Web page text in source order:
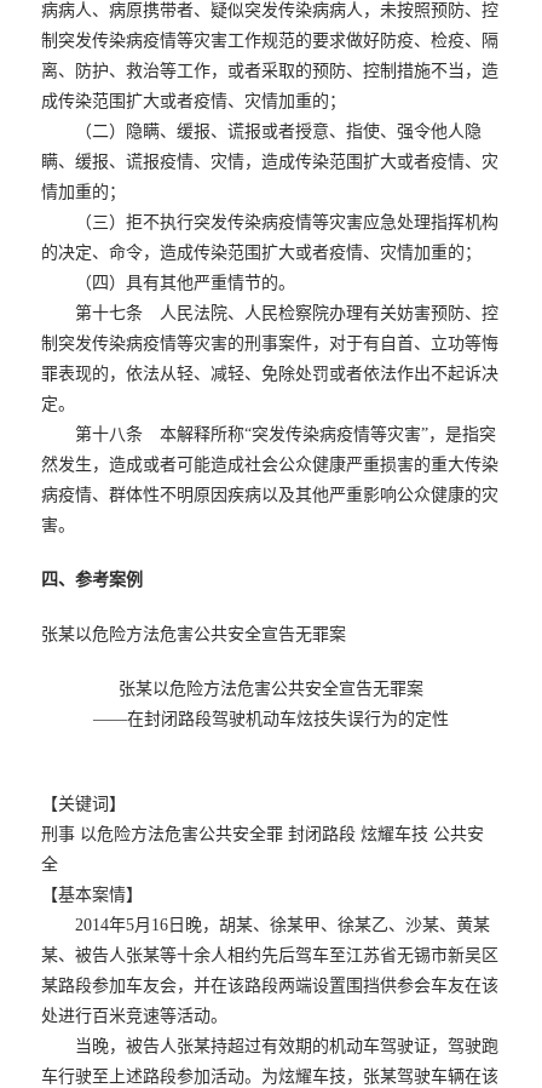
病病人、病原携带者、疑似突发传染病病人，未按照预防、控
制突发传染病疫情等灾害工作规范的要求做好防疫、检疫、隔
离、防护、救治等工作，或者采取的预防、控制措施不当，造
成传染范围扩大或者疫情、灾情加重的；
（二）隐瞒、缓报、谎报或者授意、指使、强令他人隐
瞒、缓报、谎报疫情、灾情，造成传染范围扩大或者疫情、灾
情加重的；
（三）拒不执行突发传染病疫情等灾害应急处理指挥机构
的决定、命令，造成传染范围扩大或者疫情、灾情加重的；
（四）具有其他严重情节的。
第十七条 人民法院、人民检察院办理有关妨害预防、控
制突发传染病疫情等灾害的刑事案件，对于有自首、立功等悔
罪表现的，依法从轻、减轻、免除处罚或者依法作出不起诉决
定。
第十八条 本解释所称“突发传染病疫情等灾害”，是指突
然发生，造成或者可能造成社会公众健康严重损害的重大传染
病疫情、群体性不明原因疾病以及其他严重影响公众健康的灾
害。
四、参考案例
张某以危险方法危害公共安全宣告无罪案
张某以危险方法危害公共安全宣告无罪案
——在封闭路段驾驶机动车炫技失误行为的定性
【关键词】
刑事 以危险方法危害公共安全罪 封闭路段 炫耀车技 公共安
全
【基本案情】
2014年5月16日晚，胡某、徐某甲、徐某乙、沙某、黄某
某、被告人张某等十余人相约先后驾车至江苏省无锡市新吴区
某路段参加车友会，并在该路段两端设置围挡供参会车友在该
处进行百米竞速等活动。
当晚，被告人张某持超过有效期的机动车驾驶证，驾驶跑
车行驶至上述路段参加活动。为炫耀车技，张某驾驶车辆在该